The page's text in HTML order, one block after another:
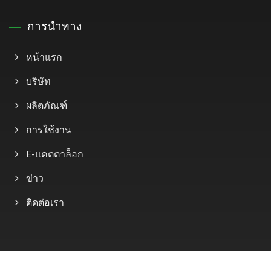
การนำทาง
หน้าแรก
บริษัท
ผลิตภัณฑ์
การใช้งาน
E-แคตตาล็อก
ข่าว
ติดต่อเรา